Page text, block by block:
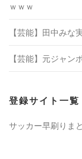
ｗｗｗ
【芸能】田中み
【芸能】元ジャ
登録サイト一覧
サッカー早刷りま